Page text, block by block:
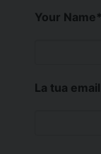
Your Name*
La tua email